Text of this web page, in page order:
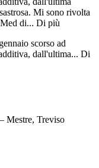
Mi sono rivolta
di... Di più
scorso ad
dall'ultima... Di
Mestre, Treviso